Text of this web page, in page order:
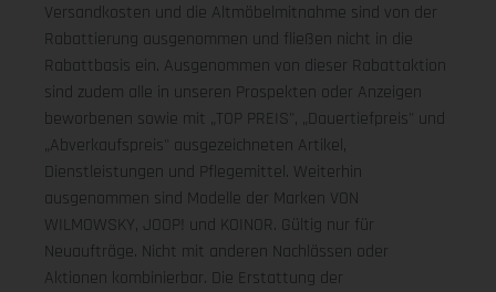
Versandkosten und die Altmöbelmitnahme sind von der
Rabattierung ausgenommen und fließen nicht in die
Rabattbasis ein. Ausgenommen von dieser Rabattaktion
sind zudem alle in unseren Prospekten oder Anzeigen
beworbenen sowie mit „TOP PREIS", „Dauertiefpreis" und
„Abverkaufspreis" ausgezeichneten Artikel,
Dienstleistungen und Pflegemittel. Weiterhin
ausgenommen sind Modelle der Marken VON
WILMOWSKY, JOOP! und KOINOR. Gültig nur für
Neuaufträge. Nicht mit anderen Nachlässen oder
Aktionen kombinierbar. Die Erstattung der